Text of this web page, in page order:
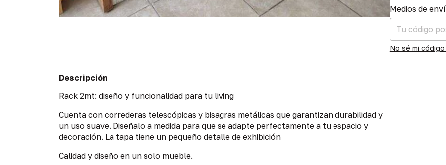
Entregas para el
Medios de
No sé mi
Descripción
Rack 2mt: diseño y funcionalidad para tu living
Cuenta con correderas telescópicas y bisagras metálicas que garantizan durabilidad y
un uso suave. Diseñalo a medida para que se adapte perfectamente a tu espacio y
decoración. La tapa tiene un pequeño detalle de exhibición
Calidad y diseño en un solo mueble.